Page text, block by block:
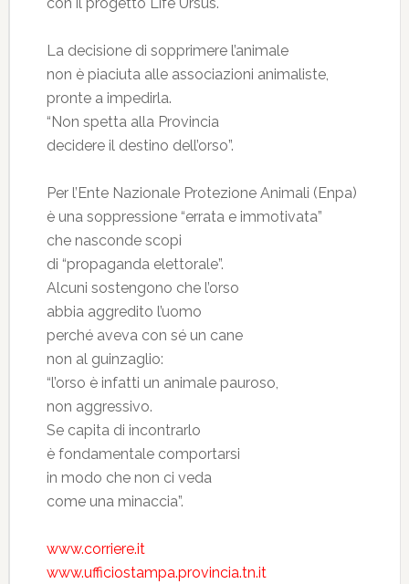
con il progetto Life Ursus.
La decisione di sopprimere l’animale
non è piaciuta alle associazioni animaliste,
pronte a impedirla.
“Non spetta alla Provincia
decidere il destino dell’orso”.
Per l’Ente Nazionale Protezione Animali (Enpa)
è una soppressione “errata e immotivata”
che nasconde scopi
di “propaganda elettorale”.
Alcuni sostengono che l’orso
abbia aggredito l’uomo
perché aveva con sé un cane
non al guinzaglio:
“l’orso è infatti un animale pauroso,
non aggressivo.
Se capita di incontrarlo
è fondamentale comportarsi
in modo che non ci veda
come una minaccia”.
www.corriere.it
www.ufficiostampa.provincia.tn.it